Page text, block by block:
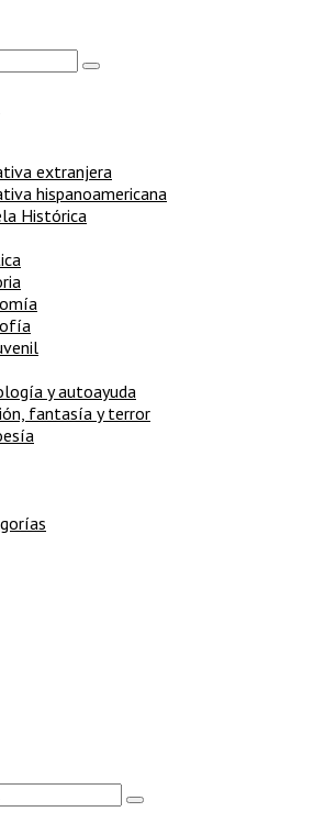
extranjera
hispanoamericana
Histórica
y autoayuda
fantasía y terror